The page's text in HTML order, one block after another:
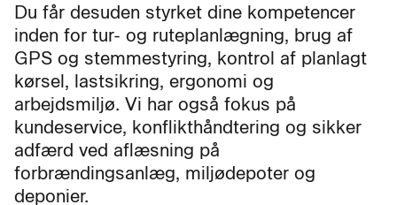
Du får desuden styrket dine kompetencer
inden for tur- og ruteplanlægning, brug af
GPS og stemmestyring, kontrol af planlagt
kørsel, lastsikring, ergonomi og
arbejdsmiljø. Vi har også fokus på
kundeservice, konflikthåndtering og sikker
adfærd ved aflæsning på
forbrændingsanlæg, miljødepoter og
deponier.